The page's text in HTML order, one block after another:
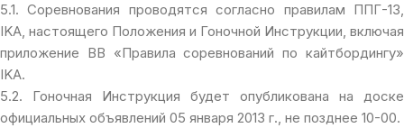
5.1. Соревнования проводятся согласно правилам ППГ-13,
IKA, настоящего Положения и Гоночной Инструкции, включая
приложение BB «Правила соревнований по кайтбордингу»
IKA.
5.2. Гоночная Инструкция будет опубликована на доске
официальных объявлений 05 января 2013 г., не позднее 10-00.